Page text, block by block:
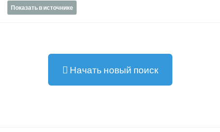
Показать в источнике
Начать новый поиск